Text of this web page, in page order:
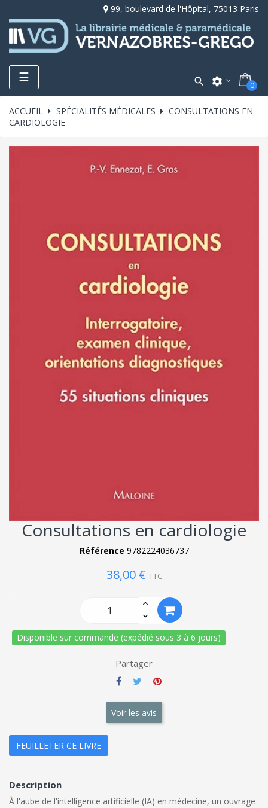
99, boulevard de l'Hôpital, 75013 Paris
Toggle
navigation
☰  settings 0
ACCUEIL SPÉCIALITÉS MÉDICALES
CONSULTATIONS EN
CARDIOLOGIE
Consultations en cardiologie
Référence 9782224036737
38,00 € TTC
Disponible sur commande (expédié sous 3 à 6 jours)
Partager
Voir les avis
FEUILLETER CE LIVRE
Description
À l'aube de l'intelligence artificielle (IA) en médecine, un ouvrage